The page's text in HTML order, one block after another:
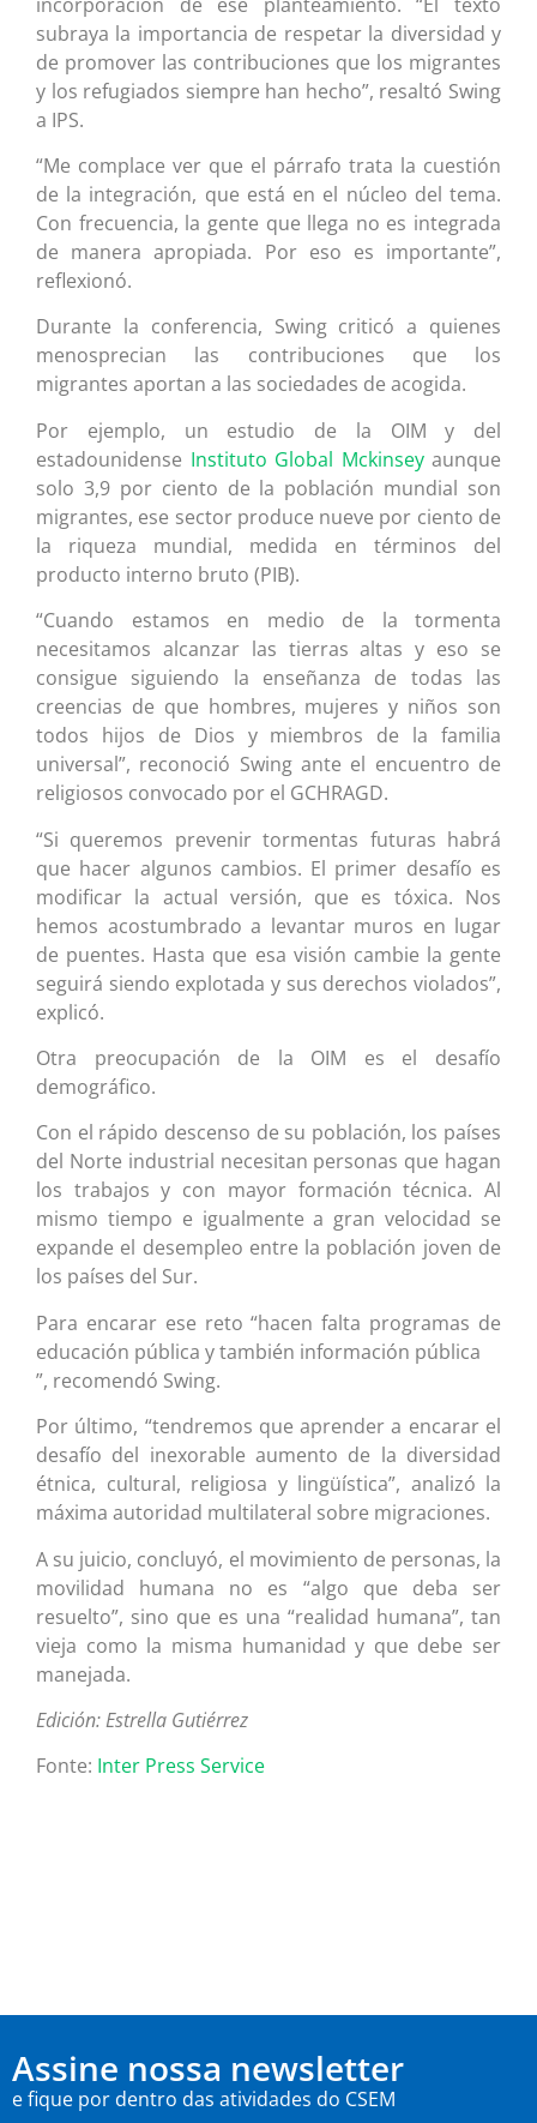
subraya la importancia de respetar la diversidad y
de promover las contribuciones que los migrantes
y los refugiados siempre han hecho”, resaltó Swing
a IPS.
“Me complace ver que el párrafo trata la cuestión
de la integración, que está en el núcleo del tema.
Con frecuencia, la gente que llega no es integrada
de manera apropiada. Por eso es importante”,
reflexionó.
Durante la conferencia, Swing criticó a quienes
menosprecian las contribuciones que los
migrantes aportan a las sociedades de acogida.
Por ejemplo, un estudio de la OIM y del
estadounidense Instituto Global Mckinseyaunque
solo 3,9 por ciento de la población mundial son
migrantes, ese sector produce nueve por ciento de
la riqueza mundial, medida en términos del
producto interno bruto (PIB).
“Cuando estamos en medio de la tormenta
necesitamos alcanzar las tierras altas y eso se
consigue siguiendo la enseñanza de todas las
creencias de que hombres, mujeres y niños son
todos hijos de Dios y miembros de la familia
universal”, reconoció Swing ante el encuentro de
religiosos convocado por el GCHRAGD.
“Si queremos prevenir tormentas futuras habrá
que hacer algunos cambios. El primer desafío es
modificar la actual versión, que es tóxica. Nos
hemos acostumbrado a levantar muros en lugar
de puentes. Hasta que esa visión cambie la gente
seguirá siendo explotada y sus derechos violados”,
explicó.
Otra preocupación de la OIM es el desafío
demográfico.
Con el rápido descenso de su población, los países
del Norte industrial necesitan personas que hagan
los trabajos y con mayor formación técnica. Al
mismo tiempo e igualmente a gran velocidad se
expande el desempleo entre la población joven de
los países del Sur.
Para encarar ese reto “hacen falta programas de
educación pública y también información pública
”, recomendó Swing.
Por último, “tendremos que aprender a encarar el
desafío del inexorable aumento de la diversidad
étnica, cultural, religiosa y lingüística”, analizó la
máxima autoridad multilateral sobre migraciones.
A su juicio, concluyó, el movimiento de personas, la
movilidad humana no es “algo que deba ser
resuelto”, sino que es una “realidad humana”, tan
vieja como la misma humanidad y que debe ser
manejada.
Edición: Estrella Gutiérrez
Fonte: Inter Press Service
Assine nossa newsletter
e fique por dentro das atividades do CSEM